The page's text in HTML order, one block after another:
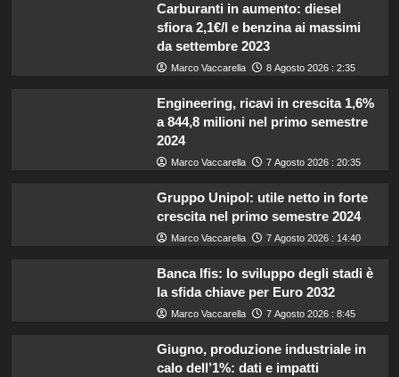
Carburanti in aumento: diesel
sfiora 2,1€/l e benzina ai massimi
da settembre 2023
Marco Vaccarella 8 Agosto 2026 : 2:35
Engineering, ricavi in crescita 1,6%
a 844,8 milioni nel primo semestre
2024
Marco Vaccarella 7 Agosto 2026 : 20:35
Gruppo Unipol: utile netto in forte
crescita nel primo semestre 2024
Marco Vaccarella 7 Agosto 2026 : 14:40
Banca Ifis: lo sviluppo degli stadi è
la sfida chiave per Euro 2032
Marco Vaccarella 7 Agosto 2026 : 8:45
Giugno, produzione industriale in
calo dell’1%: dati e impatti